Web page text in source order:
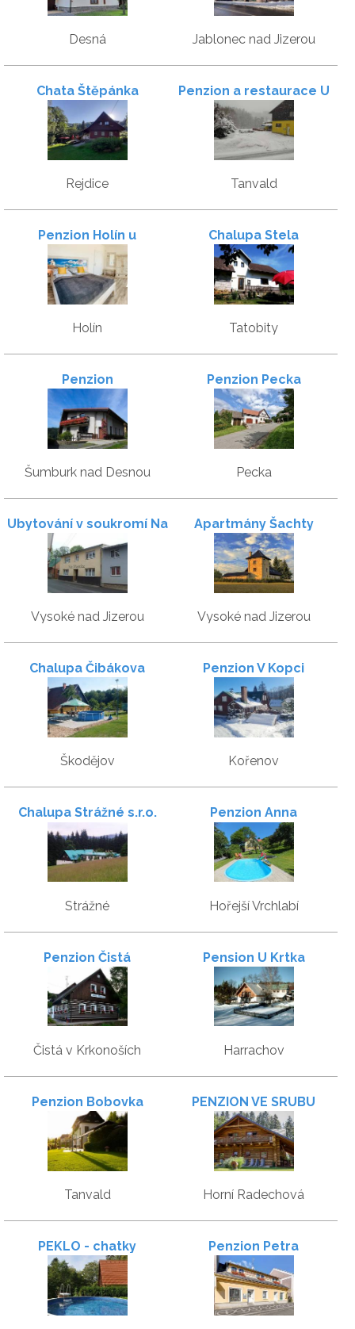
Desná Jablonec nad Jizerou
Chata Štěpánka
Rejdice
Penzion a restaurace U
Dubu
Tanvald
Penzion Holín u
Prachovských skal
Holín
Chalupa Stela
Tatobity
Penzion
Šumburk nad Desnou
Penzion Pecka
Pecka
Ubytování v soukromí Na
Metelce
Vysoké nad Jizerou
Apartmány Šachty
Vysoké nad Jizerou
Chalupa Čibákova
Šatlava
Škodějov
Penzion V Kopci
Kořenov
Chalupa Strážné s.r.o.
Strážné
Penzion Anna
Hořejší Vrchlabí
Penzion Čistá
Čistá v Krkonoších
Pension U Krtka
Harrachov
Penzion Bobovka
Tanvald
PENZION VE SRUBU
Horní Radechová
PEKLO - chatky Penzion Petra